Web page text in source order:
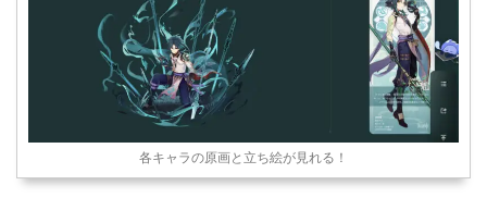
各キャラの原画と立ち絵が見れる！